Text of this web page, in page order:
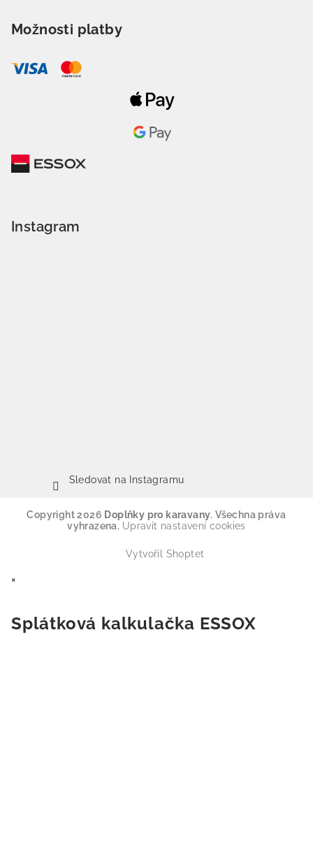
Možnosti platby
Instagram
Sledovat na Instagramu
Copyright 2026 Doplňky pro karavany. Všechna práva
vyhrazena. Upravit nastavení cookies
Vytvořil Shoptet
×
Splátková kalkulačka ESSOX